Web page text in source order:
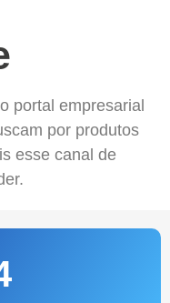
portal empresarial
por produtos
esse canal de